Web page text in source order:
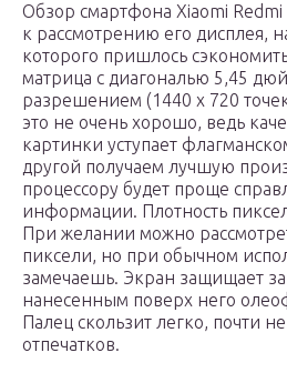
Обзор смартфона Xiaomi
к рассмотрению его дисплея,
которого пришлось
матрица с диагональю 5,45
разрешением (1440 х 720
это не очень хорошо, ведь
картинки уступает
другой получаем лучшую
процессору будет проще
информации. Плотность
При желании можно
пиксели, но при обычном
замечаешь. Экран защищает
нанесенным поверх него
Палец скользит легко, почти
отпечатков.